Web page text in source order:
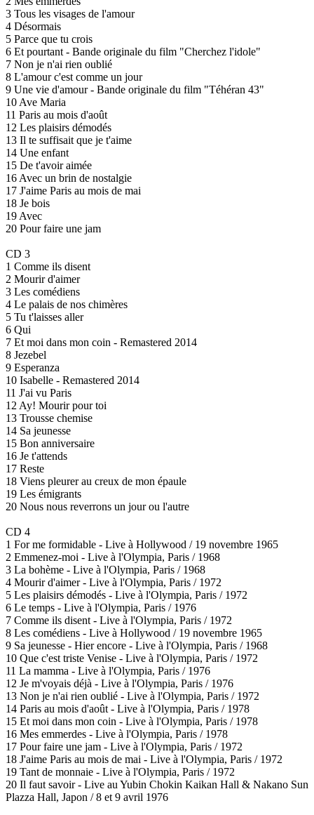
3 Tous les visages de l'amour
4 Désormais
5 Parce que tu crois
6 Et pourtant - Bande originale du film "Cherchez l'idole"
7 Non je n'ai rien oublié
8 L'amour c'est comme un jour
9 Une vie d'amour - Bande originale du film "Téhéran 43"
10 Ave Maria
11 Paris au mois d'août
12 Les plaisirs démodés
13 Il te suffisait que je t'aime
14 Une enfant
15 De t'avoir aimée
16 Avec un brin de nostalgie
17 J'aime Paris au mois de mai
18 Je bois
19 Avec
20 Pour faire une jam
CD 3
1 Comme ils disent
2 Mourir d'aimer
3 Les comédiens
4 Le palais de nos chimères
5 Tu t'laisses aller
6 Qui
7 Et moi dans mon coin - Remastered 2014
8 Jezebel
9 Esperanza
10 Isabelle - Remastered 2014
11 J'ai vu Paris
12 Ay! Mourir pour toi
13 Trousse chemise
14 Sa jeunesse
15 Bon anniversaire
16 Je t'attends
17 Reste
18 Viens pleurer au creux de mon épaule
19 Les émigrants
20 Nous nous reverrons un jour ou l'autre
CD 4
1 For me formidable - Live à Hollywood / 19 novembre 1965
2 Emmenez-moi - Live à l'Olympia, Paris / 1968
3 La bohème - Live à l'Olympia, Paris / 1968
4 Mourir d'aimer - Live à l'Olympia, Paris / 1972
5 Les plaisirs démodés - Live à l'Olympia, Paris / 1972
6 Le temps - Live à l'Olympia, Paris / 1976
7 Comme ils disent - Live à l'Olympia, Paris / 1972
8 Les comédiens - Live à Hollywood / 19 novembre 1965
9 Sa jeunesse - Hier encore - Live à l'Olympia, Paris / 1968
10 Que c'est triste Venise - Live à l'Olympia, Paris / 1972
11 La mamma - Live à l'Olympia, Paris / 1976
12 Je m'voyais déjà - Live à l'Olympia, Paris / 1976
13 Non je n'ai rien oublié - Live à l'Olympia, Paris / 1972
14 Paris au mois d'août - Live à l'Olympia, Paris / 1978
15 Et moi dans mon coin - Live à l'Olympia, Paris / 1978
16 Mes emmerdes - Live à l'Olympia, Paris / 1978
17 Pour faire une jam - Live à l'Olympia, Paris / 1972
18 J'aime Paris au mois de mai - Live à l'Olympia, Paris / 1972
19 Tant de monnaie - Live à l'Olympia, Paris / 1972
20 Il faut savoir - Live au Yubin Chokin Kaikan Hall & Nakano Sun
Plazza Hall, Japon / 8 et 9 avril 1976